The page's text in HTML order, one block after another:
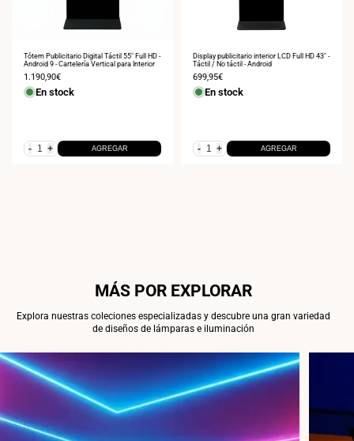
Tótem Publicitario Digital Táctil 55" Full HD -
Android 9 - Cartelería Vertical para Interior
Precio
de
venta
1.190,90€
En stock
- + AGREGAR
Display publicitario interior LCD Full HD 43" -
Táctil / No táctil - Android
Precio
de
venta
699,95€
En stock
- + AGREGAR
MÁS POR EXPLORAR
Explora nuestras coleciones especializadas y descubre una gran variedad
de diseños de lámparas e iluminación